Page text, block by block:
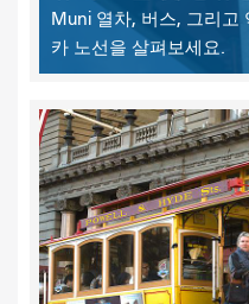
Muni 열차, 버스, 그리고
카 노선을 살펴보세요.